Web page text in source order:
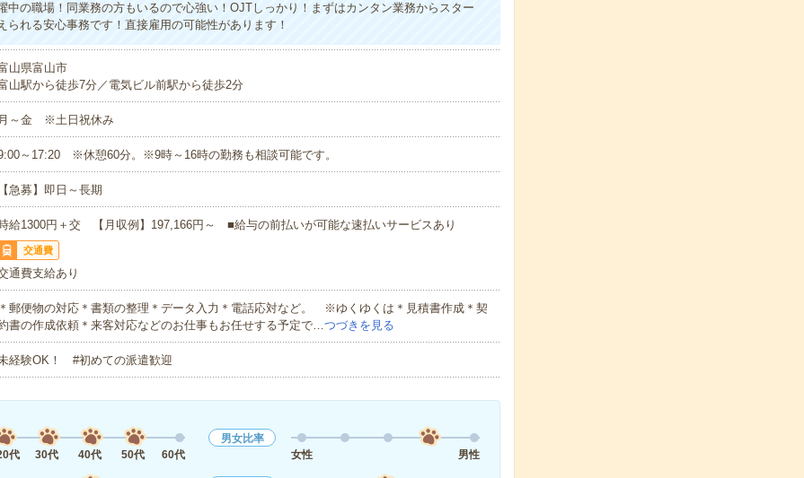
中の職場！同業務の方もいるので心強い！OJTしっかり！まずはカンタン業務からスター
られる安心事務です！直接雇用の可能性があります！
山県富山市
山駅から徒歩7分／電気ビル前駅から徒歩2分
月～金 ※土日祝休み
～17:20 ※休憩60分。※9時～16時の勤務も相談可能です。
【急募】即日～長期
給1300円＋交 【月収例】197,166円～ ■給与の前払いが可能な速払いサービスあり
交通費
通費支給あり
＊郵便物の対応＊書類の整理＊データ入力＊電話応対など。 ※ゆくゆくは＊見積書作成＊契
書の作成依頼＊来客対応などのお仕事もお任せする予定で…つづきを見る
経験OK！ #初めての派遣歓迎
代
30代 40代 50代 60代
男女比率
女性
男性